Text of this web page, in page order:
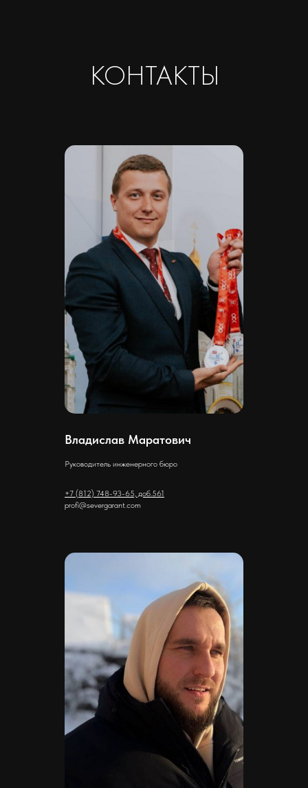
Владислав Маратович
Руководитель инженерного бюро
+7 (812) 748-93-65, доб.561
profi@severgarant.com
Банк ООО "Банк Точка"